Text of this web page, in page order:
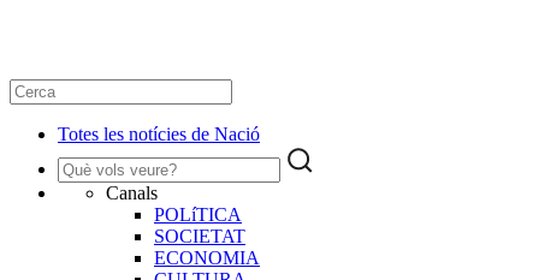
Totes les notícies de Nació
Canals
POLíTICA
SOCIETAT
ECONOMIA